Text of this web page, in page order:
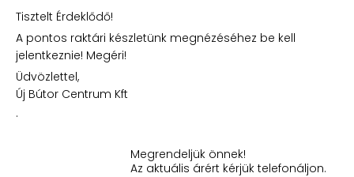
Tisztelt Érdeklődő!
A pontos raktári készletünk megnézéséhez be kell
jelentkeznie! Megéri!
Üdvözlettel,
Új Bútor Centrum Kft
.
Megrendeljük önnek!
Az aktuális árért kérjük telefonáljon.